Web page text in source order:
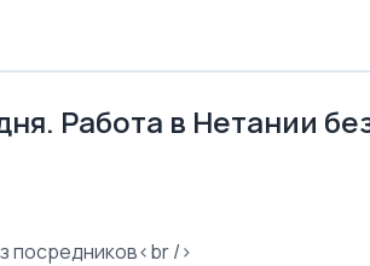
Работа в Нетании
посредников<br />